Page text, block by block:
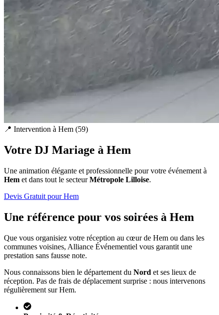
📍 Intervention à Hem (59)
Votre DJ Mariage à Hem
Une animation élégante et professionnelle pour votre événement à
Hem et dans tout le secteurMétropole Lilloise.
Devis Gratuit pourHem
Une référence pour vos soirées à Hem
Que vous organisiez votre réception au cœur de Hem ou dans les
communes voisines, Alliance Événementiel vous garantit une
prestation sans fausse note.
Nous connaissons bien le département du Nord et ses lieux de
réception. Pas de frais de déplacement surprise : nous intervenons
régulièrement surHem.